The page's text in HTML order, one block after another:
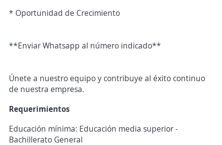
* Oportunidad de Crecimiento
**Enviar Whatsapp al número indicado**
Únete a nuestro equipo y contribuye al éxito continuo
de nuestra empresa.
Requerimientos
Educación mínima: Educación media superior -
Bachillerato General